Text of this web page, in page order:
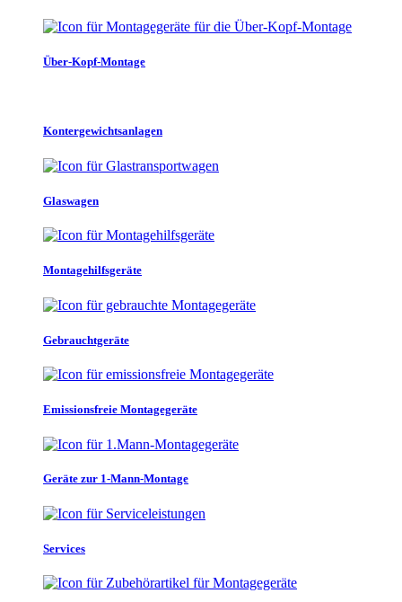
Über-Kopf-Montage
Kontergewichtsanlagen
Glaswagen
Montagehilfsgeräte
Gebrauchtgeräte
Emissionsfreie Montagegeräte
Geräte zur 1-Mann-Montage
Services